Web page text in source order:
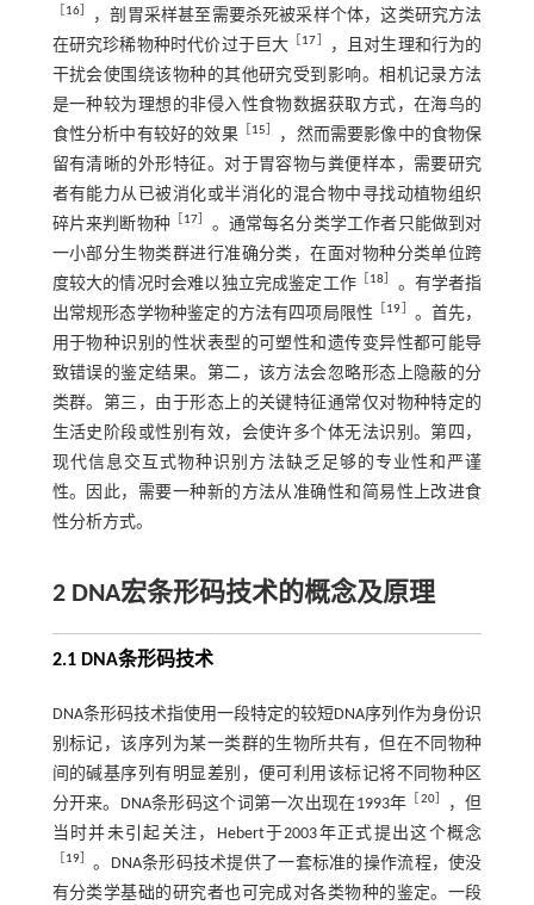
16］
，剖胃采样甚至需要杀死被采样个体，这类研究方法
在研究珍稀物种时代价过于巨大
17
，且对生理和行为的
干扰会使围绕该物种的其他研究受到影响。相机记录方法
是一种较为理想的非侵入性食物数据获取方式，在海鸟的
食性分析中有较好的效果
15
，然而需要影像中的食物保
留有清晰的外形特征。对于胃容物与粪便样本，需要研究
者有能力从已被消化或半消化的混合物中寻找动植物组织
碎片来判断物种［ 17
。通常每名分类学工作者只能做到对
一小部分生物类群进行准确分类，在面对物种分类单位跨
度较大的情况时会难以独立完成鉴定工作
18
。有学者指
出常规形态学物种鉴定的方法有四项局限性
19
。首先，
用于物种识别的性状表型的可塑性和遗传变异性都可能导
致错误的鉴定结果。第二，该方法会忽略形态上隐蔽的分
类群。第三，由于形态上的关键特征通常仅对物种特定的
生活史阶段或性别有效，会使许多个体无法识别。第四，
现代信息交互式物种识别方法缺乏足够的专业性和严谨
性。因此，需要一种新的方法从准确性和简易性上改进食
性分析方式。
2 DNA宏条形码技术的概念及原理
2.1 DNA条形码技术
DNA条形码技术指使用一段特定的较短DNA序列作为身份识
别标记，该序列为某一类群的生物所共有，但在不同物种
间的碱基序列有明显差别，便可利用该标记将不同物种区
分开来。DNA条形码这个词第一次出现在1993年
20］
，但
当时并未引起关注，Hebert于2003年正式提出这个概念
19］ 。DNA条形码技术提供了一套标准的操作流程，使没
有分类学基础的研究者也可完成对各类物种的鉴定。一段